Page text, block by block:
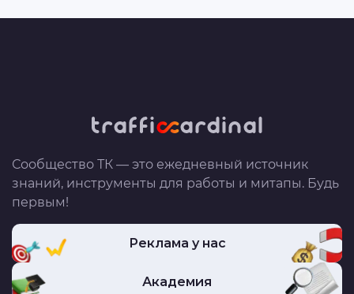
Сообщество ТК — это ежедневный источник
знаний, инструменты для работы и митапы. Будь
первым!
Реклама у нас
Академия